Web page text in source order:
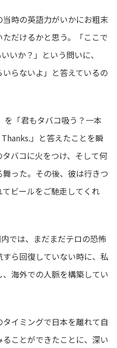
時の英語力がいかにお粗末
だけるかと思う。「ここで
いか？」という問いに、
いらないよ」と答えているの
を「君もタバコ吸う？一本
」と答えたことを瞬
バコに火をつけ、そして何
った。その後、彼は行きつ
ビールをご馳走してくれ
では、まだまだテロの恐怖
ら回復していない時に、私
海外での人脈を構築してい
イミングで日本を離れて自
ことができたことに、深い